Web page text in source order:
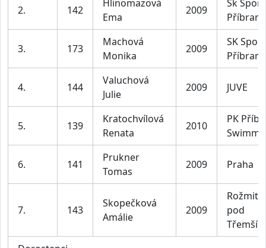
2. 142
Hlinomazová
Ema
2009
Sk
Příbram
3. 173
Machová
Monika
2009
SK
Příbram
4. 144
Valuchová
Julie
2009 JUVE
5. 139
Kratochvílová
Renata
2010
PK
6. 141
Prukner
Tomas
2009 Praha
7. 143
Skopečková
Amálie
2009
Rožmitál
pod